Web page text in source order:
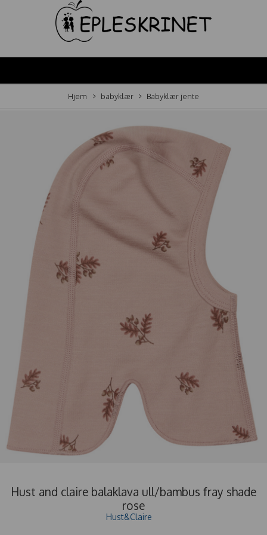
Hjem babyklær Babyklær jente
Hust and claire balaklava ull/bambus fray shade
rose
Hust&Claire